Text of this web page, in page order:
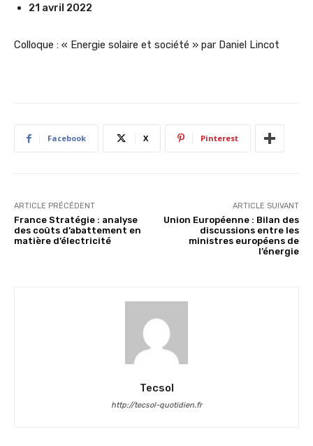
21 avril 2022
Colloque : « Energie solaire et société » par Daniel Lincot
Facebook X Pinterest
ARTICLE PRÉCÉDENT
France Stratégie : analyse
des coûts d’abattement en
matière d’électricité
ARTICLE SUIVANT
Union Européenne : Bilan des
discussions entre les
ministres européens de
l’énergie
Tecsol
http://tecsol-quotidien.fr